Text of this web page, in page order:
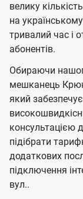
велику
на
тривалий час і
абонентів.
Обираючи
мешканець
який
підібрати
додаткових
підключення
вул..